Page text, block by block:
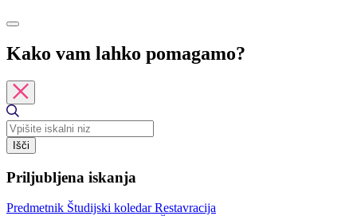
Kako vam lahko pomagamo?
Išči
Priljubljena iskanja
Predmetnik Študijski koledarRestavracija